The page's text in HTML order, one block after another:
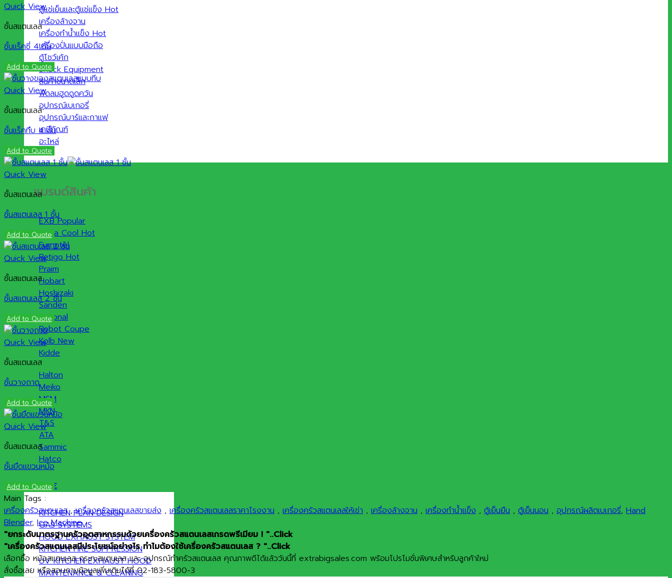
ตู้แช่เย็นและตู้แช่แข็ง
เครื่องล้างจาน
เครื่องทำน้ำแข็ง
เครื่องปั่นแบบมือถือ
ตู้โชว์เค้ก
Snack Equipment
สินค้าขนาดเล็ก
พัดลมฮูดดูดควัน
อุปกรณ์เบเกอรี่
อุปกรณ์บาร์และกาแฟ
เคมีภัณฑ์
อะไหล่
แบรนด์สินค้า
EXB
Extra Cool
Furnotel
Retigo
Praim
Hobart
Hoshizaki
Sanden
Rational
Robot Coupe
Kolb
Kidde
Halton
Meiko
MSM
MKN
T&S
ATA
Sammic
Hatco
SERVICE
KITCHEN PLAN DESIGN
GAS SYSTEMS
HOOD EXHAUST SYSTEM
KITCHEN FIRE SUPPRESSION
UV KITCHEN EXHAUST HOOD
MAINTENANCE & CLEANING
Quick View
ชั้นสแตนเลส
ชั้นแร็คซี่ 4 ชั้น
Add to Quote
Quick View
ชั้นสแตนเลส
ชั้นแร็คทึบ 4 ชั้น
Add to Quote
Quick View
ชั้นสแตนเลส
ชั้นสแตนเลส 1 ชั้น
Add to Quote
Quick View
ชั้นสแตนเลส
ชั้นสแตนเลส 2 ชั้น
Add to Quote
Quick View
ชั้นสแตนเลส
ชั้นวางถาด
Add to Quote
Quick View
ชั้นสแตนเลส
ชั้นยึดแขวนหม้อ
Add to Quote
Main Tags :
เครื่องครัวสแตนเลส,เครื่องครัวสแตนเลสขายส่ง , เครื่องครัวสแตนเลสราคาโรงงาน , เครื่องครัวสแตนเลสให้เช่า , เครื่องล้างจาน , เครื่องทำน้ำแข็ง , ตู้เย็นยืน , ตู้เย็นนอน , อุปกรณ์ผลิตเบเกอรี่, Hand
Blender, Ice Machine
"ยกระดับมาตรฐานครัวอุตสาหกรรมด้วยเครื่องครัวสแตนเลสเกรดพรีเมียม ! "..Click
"เครื่องครัวสแตนเลสมีประโยชน์อย่างไร ทำไมต้องใช้เครื่องครัวสแตนเลส ? "..Click
เลือกซื้อ หม้อสแตนเลส กระทะสแตนเลส และ อุปกรณ์ทำครัวสแตนเลส คุณภาพดีได้แล้ววันนี้ที่ extrabigsales.com พร้อมโปรโมชั่นพิเศษสำหรับลูกค้าใหม่
สั่งซื้อเลย หรือสอบถามข้อมูลเพิ่มเติมได้ที่ 02-183-5800-3